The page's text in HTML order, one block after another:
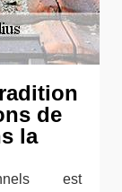
de
la
est